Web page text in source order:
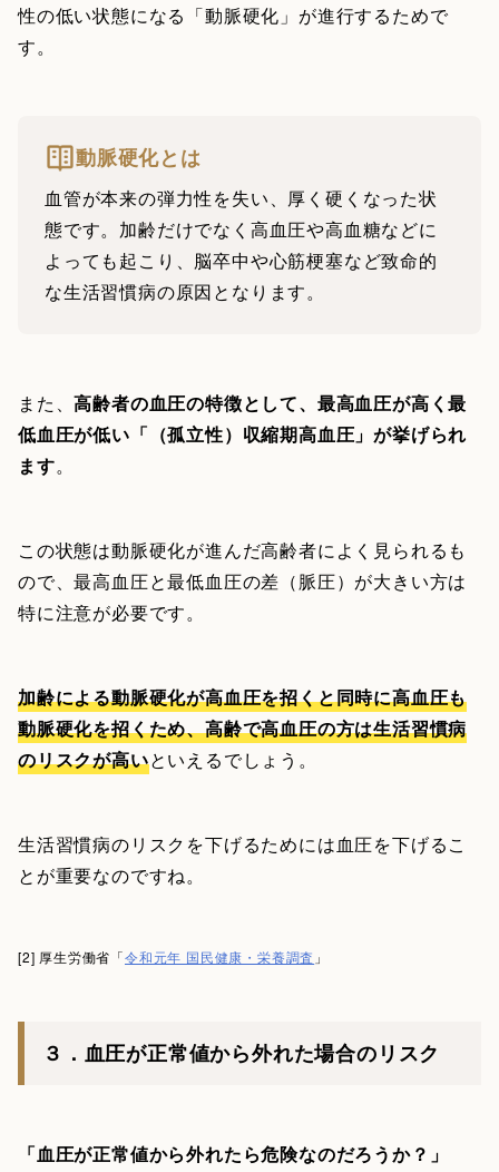
性の低い状態になる「動脈硬化」が進行するためで
す。
動脈硬化とは
血管が本来の弾力性を失い、厚く硬くなった状
態です。加齢だけでなく高血圧や高血糖などに
よっても起こり、脳卒中や心筋梗塞など致命的
な生活習慣病の原因となります。
また、高齢者の血圧の特徴として、最高血圧が高く最
低血圧が低い「（孤立性）収縮期高血圧」が挙げられ
ます。
この状態は動脈硬化が進んだ高齢者によく見られるも
ので、最高血圧と最低血圧の差（脈圧）が大きい方は
特に注意が必要です。
加齢による動脈硬化が高血圧を招くと同時に高血圧も
動脈硬化を招くため、高齢で高血圧の方は生活習慣病
のリスクが高いといえるでしょう。
生活習慣病のリスクを下げるためには血圧を下げるこ
とが重要なのですね。
[2] 厚生労働省「令和元年 国民健康・栄養調査 」
３．血圧が正常値から外れた場合のリスク
「血圧が正常値から外れたら危険なのだろうか？」